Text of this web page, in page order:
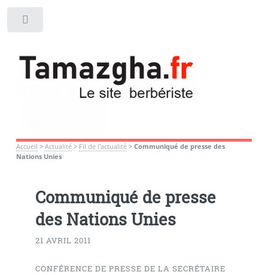
Accueil > Actualité> Fil de l’actualité> Communiqué de presse des
Nations Unies
Communiqué de presse
des Nations Unies
21 AVRIL 2011
CONFÉRENCE DE PRESSE DE LA SECRÉTAIRE